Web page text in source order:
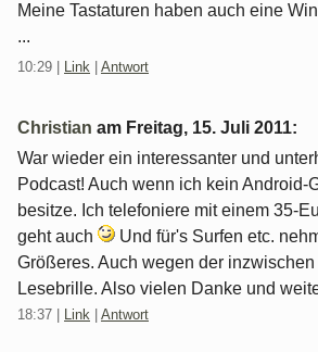
Meine Tastaturen haben auch eine
...
10:29 Link Antwort
Christian am Freitag, 15. Juli 2011:
War wieder ein interessanter und
Podcast! Auch wenn ich kein Android-
besitze. Ich telefoniere mit einem 35-
geht auch
Und für's Surfen etc.
Größeres. Auch wegen der
Lesebrille. Also vielen Danke und
18:37 Link Antwort